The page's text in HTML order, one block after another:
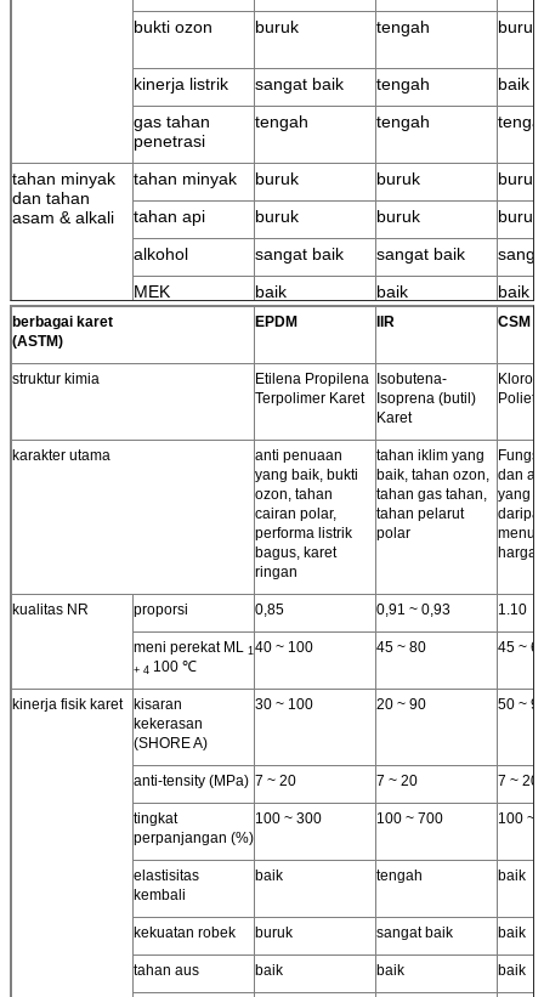
bukti ozon buruk tengah buruk
kinerja listrik sangat baik tengah
baik
gas tahan
penetrasi
tengah tengah
tahan minyak
dan tahan
asam & alkali
tahan minyak buruk buruk
buruk
tahan api
buruk buruk
buruk
alkohol
sangat baik sangat baik
MEK
baik baik
baik
sangat baik
bagus ~ bagus
buruk
tengah buruk buruk
baik baik baik
baik baik baik
alkali
konsentrasi
rendah
baik baik baik
aplikasi
ban, sepatu
karet, pipa
udara
ban, sepatu
karet, kain
kasur,
akumulator,
pita perekat
ban
mobil
karet
berbagai karet
(ASTM)
EPDM IIR CSM
struktur kimia
Etilena Propilena
Terpolimer Karet
Isobutena-
Isoprena (butil)
Karet
karakter utama
anti penuaan
yang baik, bukti
ozon, tahan
cairan polar,
performa listrik
bagus, karet
ringan
tahan iklim yang
baik, tahan ozon,
tahan gas tahan,
tahan pelarut
polar
dan
yang
harga.
kualitas NR proporsi 0,85 0,91 ~ 0,93 1.10
meni perekat ML 1
+ 4 100 ℃
40 ~ 100 45 ~ 80 45 ~
kinerja fisik karet
kisaran
kekerasan
(SHORE A)
30 ~ 100 20 ~ 90 50 ~
anti-tensity (MPa) 7 ~ 20 7 ~ 20 7 ~ 20
tingkat
perpanjangan (%)
100 ~ 300 100 ~ 700 100 ~
elastisitas
kembali
baik tengah baik
kekuatan robek buruk sangat baik baik
tahan aus baik baik baik